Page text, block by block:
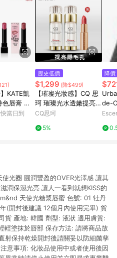
KATE凱
唇膏 怪
限量/Clea
)
當日到
歷史低價
$1,299 (降$499)
【璀璨光妝感】CQ 思
珂 璀璨光水透嫩提亮U
V素顏霜*2+送 星魅晶
機)
CQ思珂
5%
降價
de-
714
光圈 圓潤豐盈的OVER光澤感 讓其
潤保濕光亮 讓人一看到就想KISS的
天使光糖漿唇蜜 色號: 01 牡丹
(開封後建議 12個月內使用完畢) 貨
貨 產地: 韓國 劑型: 液狀 適用膚質:
輕塗抹於唇部 保存方法: 請將商品放
射保持乾燥開封後請關妥以防細菌孳
意事項: 化妝品使用中或者使用後因